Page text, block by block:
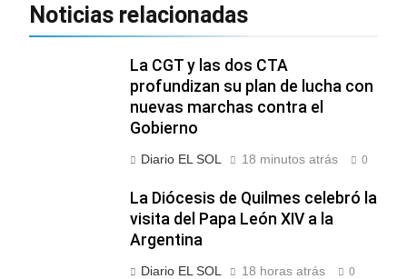
Noticias relacionadas
La CGT y las dos CTA
profundizan su plan de lucha con
nuevas marchas contra el
Gobierno
Diario EL SOL 18 minutos atrás 0
La Diócesis de Quilmes celebró la
visita del Papa León XIV a la
Argentina
Diario EL SOL 18 horas atrás 0